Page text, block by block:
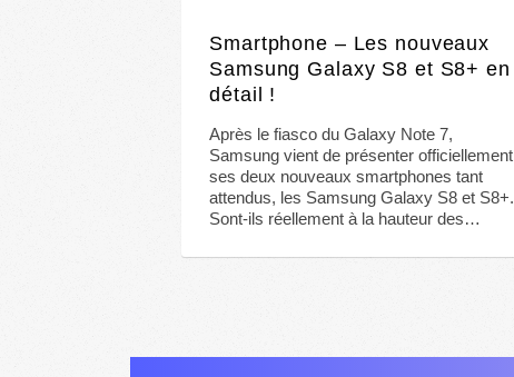
Smartphone – Les nouveaux
Samsung Galaxy S8 et S8+ en
détail !
Après le fiasco du Galaxy Note 7,
Samsung vient de présenter officiellement
ses deux nouveaux smartphones tant
attendus, les Samsung Galaxy S8 et S8+.
Sont-ils réellement à la hauteur des…